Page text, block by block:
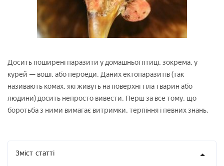
Досить поширені паразити у домашньої птиці, зокрема, у
курей — воші, або пероеди. Даних ектопаразитів (так
називають комах, які живуть на поверхні тіла тварин або
людини) досить непросто вивести. Перш за все тому, що
боротьба з ними вимагає витримки, терпіння і певних знань.
Зміст статті